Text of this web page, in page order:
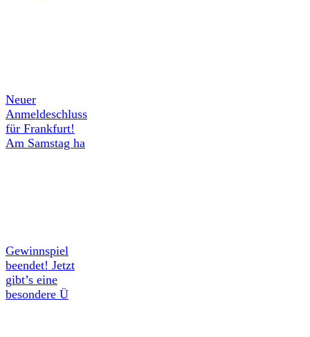
Neuer
Anmeldeschluss
für Frankfurt!
Am Samstag ha
Gewinnspiel
beendet! Jetzt
gibt’s eine
besondere Ü